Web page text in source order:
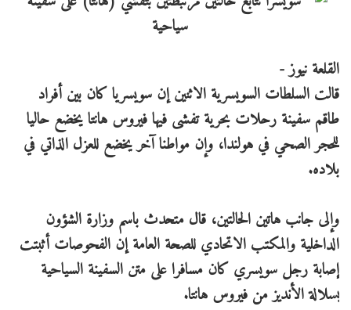
القلعة نيوز -
قالت السلطات السويسرية الاثنين إن سويسريا كان بين أفراد
طاقم سفينة رحلات بحرية تفشى فيها فيروس هانتا يخضع حاليا
للحجر الصحي في هولندا، وإن مواطنا آخر يخضع للعزل الذاتي في
بلاده.
وإلى جانب هاتين الحالتين، قال متحدث باسم وزارة الشؤون
الداخلية والمكتب الاتحادي للصحة العامة إن الفحوصات أثبتت
إصابة رجل سويسري كان مسافرا على متن السفينة السياحية
بسلالة الأنديز من فيروس هانتا.